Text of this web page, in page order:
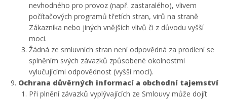
nevhodného pro provoz (např. zastaralého), vlivem
počítačových programů třetích stran, virů na straně
Zákazníka nebo jiných vnějších vlivů či z důvodu vyšší
moci.
Žádná ze smluvních stran není odpovědná za prodlení se
splněním svých závazků způsobené okolnostmi
vylučujícími odpovědnost (vyšší mocí).
Ochrana důvěrných informací a obchodní tajemství
Při plnění závazků vyplývajících ze Smlouvy může dojít